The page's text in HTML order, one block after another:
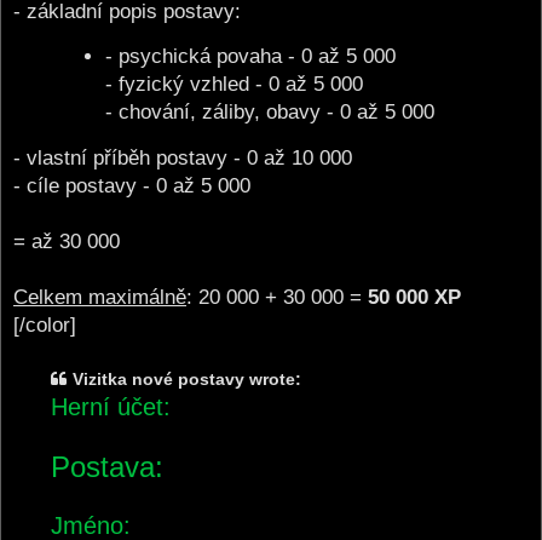
- základní popis postavy:
- psychická povaha - 0 až 5 000
- fyzický vzhled - 0 až 5 000
- chování, záliby, obavy - 0 až 5 000
- vlastní příběh postavy - 0 až 10 000
- cíle postavy - 0 až 5 000
= až 30 000
Celkem maximálně: 20 000 + 30 000 = 50 000 XP
[/color]
Vizitka nové postavy wrote:
Herní účet:
Postava:
Jméno: